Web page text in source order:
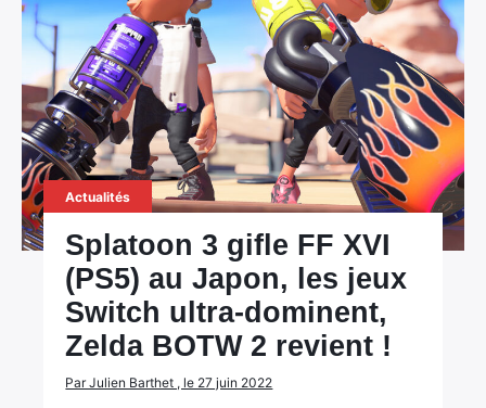
Actualités
Splatoon 3 gifle FF XVI
(PS5) au Japon, les jeux
Switch ultra-dominent,
Zelda BOTW 2 revient !
Par Julien Barthet , le 27 juin 2022